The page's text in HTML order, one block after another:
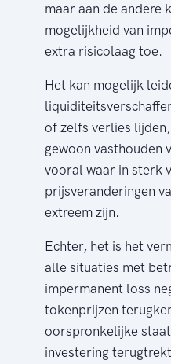
maar aan de andere
mogelijkheid van
extra risicolaag toe.
Het kan mogelijk
of zelfs verlies
gewoon vasthouden
vooral waar in sterk
prijsveranderingen
extreem zijn.
Echter, het is het
alle situaties met
impermanent loss
tokenprijzen
oorspronkelijke
investering